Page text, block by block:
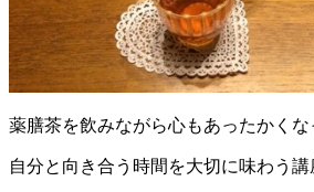
薬膳茶を飲みながら心もあったかくな
自分と向き合う時間を大切に味わう講